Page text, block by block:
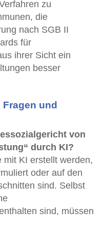
zu
die
nach SGB II
für
ihrer Sicht ein
besser
und
von
durch KI?
mit KI erstellt werden,
oder auf den
sind. Selbst
sind, müssen